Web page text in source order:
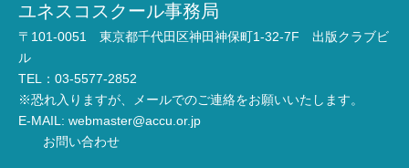
ユネスコスクール事務局
〒101-0051 東京都千代田区神田神保町1-32-7F 出版クラブビ
ル
TEL：03-5577-2852
※恐れ入りますが、メールでのご連絡をお願いいたします。
E-MAIL: webmaster@accu.or.jp
お問い合わせ